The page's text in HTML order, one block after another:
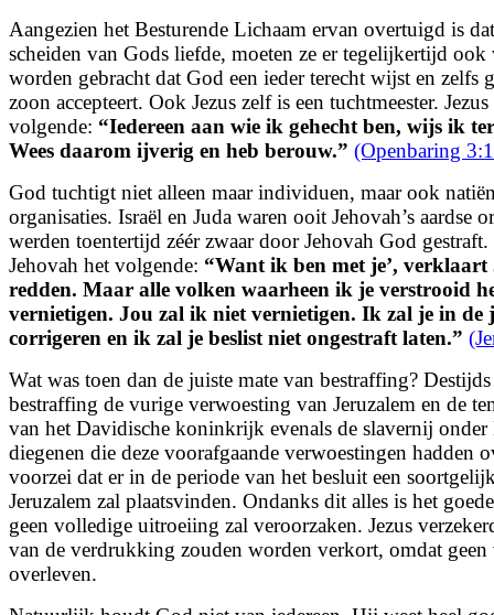
Aangezien het Besturende Lichaam ervan overtuigd is
scheiden van Gods liefde, moeten ze er tegelijkertijd
worden gebracht dat God een ieder terecht wijst en zelfs
zoon accepteert. Ook Jezus zelf is een tuchtmeester.
volgende: “Iedereen aan wie ik gehecht ben, wijs ik
Wees daarom ijverig en heb berouw.” (Openbaring
God tuchtigt niet alleen maar individuen, maar ook
organisaties. Israël en Juda waren ooit Jehovah’s aardse
werden toentertijd zéér zwaar door Jehovah God
Jehovah het volgende: “Want ik ben met je’, verklaart
redden. Maar alle volken waarheen ik je verstrooid
vernietigen. Jou zal ik niet vernietigen. Ik zal je in de
corrigeren en ik zal je beslist niet ongestraft laten.”
Wat was toen dan de juiste mate van bestraffing?
bestraffing de vurige verwoesting van Jeruzalem en de
van het Davidische koninkrijk evenals de slavernij
diegenen die deze voorafgaande verwoestingen hadden
voorzei dat er in de periode van het besluit een
Jeruzalem zal plaatsvinden. Ondanks dit alles is het
geen volledige uitroeiing zal veroorzaken. Jezus
van de verdrukking zouden worden verkort, omdat geen
overleven.